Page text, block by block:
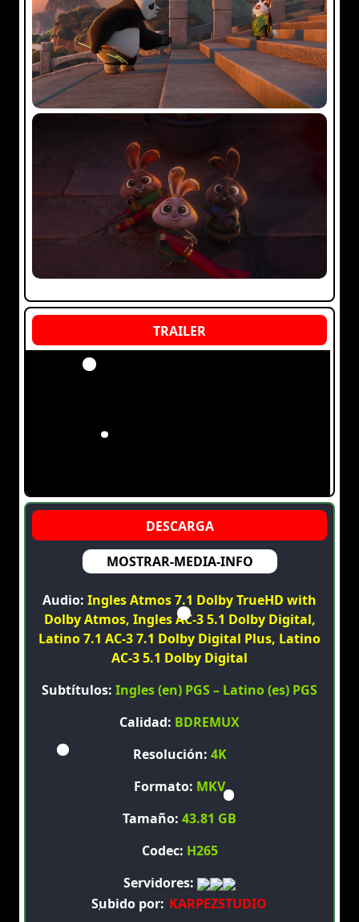
MOSTRAR-MEDIA-INFO
Audio: Ingles Atmos 7.1 Dolby TrueHD with
Dolby Atmos, Ingles AC-3 5.1 Dolby Digital,
Latino 7.1 AC-3 7.1 Dolby Digital Plus, Latino
AC-3 5.1 Dolby Digital
Subtítulos: Ingles (en) PGS – Latino (es) PGS
Calidad: BDREMUX
Resolución: 4K
Formato: MKV
Tamaño: 43.81 GB
Codec: H265
Servidores:
Subido por: KARPEZSTUDIO